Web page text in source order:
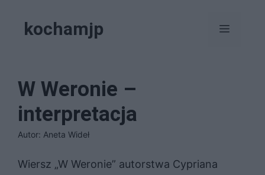
kochamjp Menu
W Weronie –
interpretacja
Autor: Aneta Wideł
Wiersz „W Weronie” autorstwa Cypriana